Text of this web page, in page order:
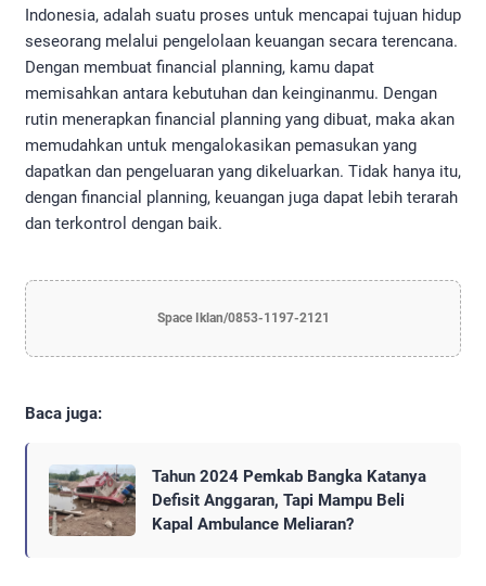
Indonesia, adalah suatu proses untuk mencapai tujuan hidup
seseorang melalui pengelolaan keuangan secara terencana.
Dengan membuat financial planning, kamu dapat
memisahkan antara kebutuhan dan keinginanmu. Dengan
rutin menerapkan financial planning yang dibuat, maka akan
memudahkan untuk mengalokasikan pemasukan yang
dapatkan dan pengeluaran yang dikeluarkan. Tidak hanya itu,
dengan financial planning, keuangan juga dapat lebih terarah
dan terkontrol dengan baik.
Space Iklan/0853-1197-2121
Baca juga:
Tahun 2024 Pemkab Bangka Katanya
Defisit Anggaran, Tapi Mampu Beli
Kapal Ambulance Meliaran?